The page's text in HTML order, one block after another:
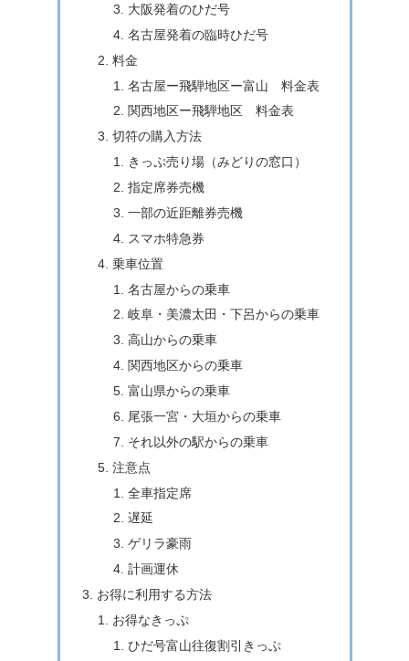
大阪発着のひだ号
名古屋発着の臨時ひだ号
料金
名古屋ー飛騨地区ー富山 料金表
関西地区ー飛騨地区 料金表
切符の購入方法
きっぷ売り場（みどりの窓口）
指定席券売機
一部の近距離券売機
スマホ特急券
乗車位置
名古屋からの乗車
岐阜・美濃太田・下呂からの乗車
高山からの乗車
関西地区からの乗車
富山県からの乗車
尾張一宮・大垣からの乗車
それ以外の駅からの乗車
注意点
全車指定席
遅延
ゲリラ豪雨
計画運休
お得に利用する方法
お得なきっぷ
ひだ号富山往復割引きっぷ